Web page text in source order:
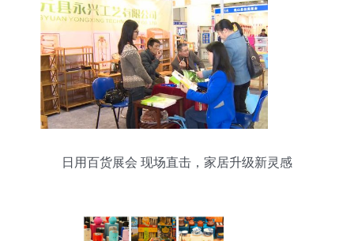
日用百货展会 现场直击，家居升级新灵感